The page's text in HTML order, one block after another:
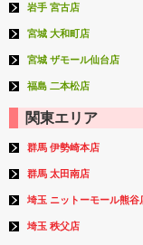
岩手 宮古店
宮城 大和町店
宮城 ザモール仙台店
福島 二本松店
関東エリア
群馬 伊勢崎本店
群馬 太田南店
埼玉 ニットーモール熊谷
埼玉 秩父店